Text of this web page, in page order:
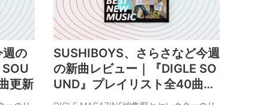
の
更新
SUSHIBOYS、さらさなど今週
の新曲レビュー｜『DIGLE SO
UND』プレイリスト全40曲更
新